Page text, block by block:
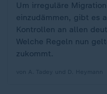
Um irreguläre
einzudämmen, gibt es
Kontrollen an allen
Welche Regeln nun
zukommt.